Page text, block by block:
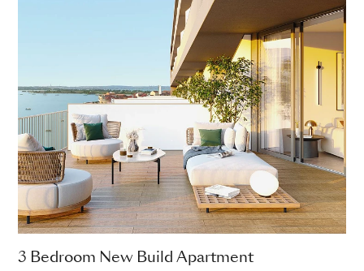
3 Bedroom New Build Apartment